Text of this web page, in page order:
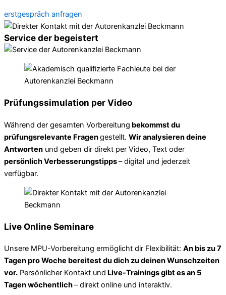
erstgespräch anfragen
Service der begeistert
Prüfungssimulation per Video
Während der gesamten Vorbereitung bekommst du
prüfungsrelevante Fragengestellt. Wir analysieren deine
Antworten und geben dir direkt per Video, Text oder
persönlich Verbesserungstipps– digital und jederzeit
verfügbar.
Live Online Seminare
Unsere MPU-Vorbereitung ermöglicht dir Flexibilität: An bis zu 7
Tagen pro Woche bereitest du dich zu deinen Wunschzeiten
vor. Persönlicher Kontakt und Live-Trainings gibt es an 5
Tagen wöchentlich– direkt online und interaktiv.